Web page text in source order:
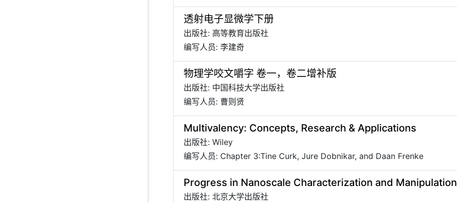
透射电子显微学下册
出版社: 高等教育出版社
编写人员: 李建奇
物理学咬文嚼字 卷一，卷二增补版
出版社: 中国科技大学出版社
编写人员: 曹则贤
Multivalency: Concepts, Research & Applications
出版社: Wiley
编写人员: Chapter 3:Tine Curk, Jure Dobnikar, and Daan Frenke
Progress in Nanoscale Characterization and Manipulation
出版社: 北京大学出版社